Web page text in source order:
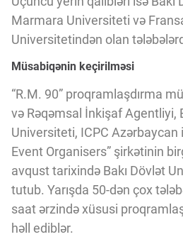
Marmara Universiteti və
Universitetindən olan
Müsabiqənin keçirilməsi
“R.M. 90” proqramlaşdırma
və Rəqəmsal İnkişaf Agentliyi,
Universiteti, ICPC Azərbaycan
Event Organisers” şirkətinin
avqust tarixində Bakı Dövlət
tutub. Yarışda 50-dən çox
saat ərzində xüsusi
həll ediblər.